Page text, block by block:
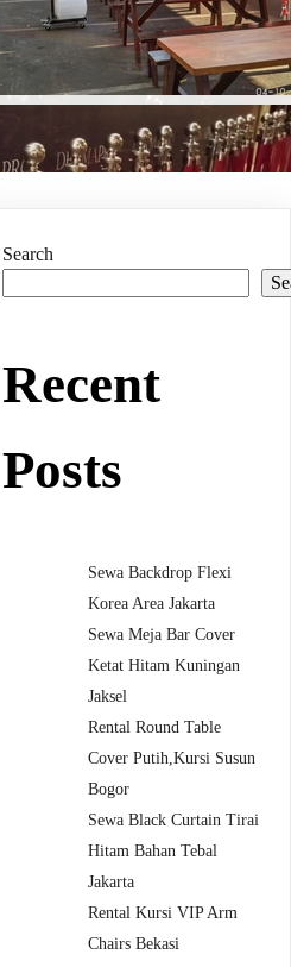
Search
Recent
Posts
Sewa Backdrop Flexi
Korea Area Jakarta
Sewa Meja Bar Cover
Ketat Hitam Kuningan
Jaksel
Rental Round Table
Cover Putih,Kursi Susun
Bogor
Sewa Black Curtain Tirai
Hitam Bahan Tebal
Jakarta
Rental Kursi VIP Arm
Chairs Bekasi